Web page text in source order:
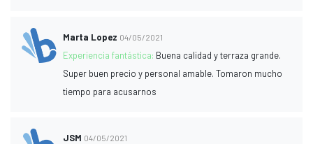
Marta Lopez 04/05/2021
Experiencia fantástica: Buena calidad y terraza grande.
Super buen precio y personal amable. Tomaron mucho
tiempo para acusarnos
JSM 04/05/2021